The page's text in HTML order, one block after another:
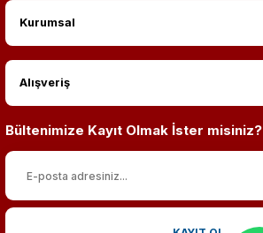
Kurumsal
Alışveriş
Bültenimize Kayıt Olmak İster misiniz?